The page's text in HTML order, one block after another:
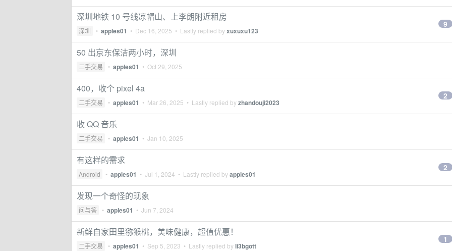
深圳地铁 10 号线凉帽山、上李朗附近租房
深圳 • apples01 • Dec 16, 2025 • Lastly replied byxuxuxu123
9
50 出京东保洁两小时，深圳
二手交易 • apples01 • Oct 29, 2025
400，收个 pixel 4a
二手交易 • apples01 • Mar 26, 2025 • Lastly replied byzhandouji2023
2
收 QQ 音乐
二手交易 • apples01 • Jan 10, 2025
有这样的需求
Android • apples01 • Jul 1, 2024 • Lastly replied byapples01
2
发现一个奇怪的现象
问与答 • apples01 • Jun 7, 2024
新鲜自家田里猕猴桃，美味健康，超值优惠！
二手交易 • apples01 • Sep 5, 2023 • Lastly replied byli3bgott
1